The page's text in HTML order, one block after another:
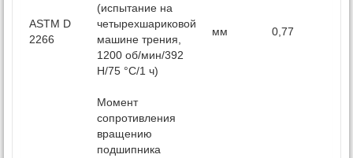
ASTM D
2266
(испытание на
четырехшариковой
машине трения,
1200 об/мин/392
Н/75 °C/1 ч)
мм 0,77
Момент
сопротивления
вращению
подшипника